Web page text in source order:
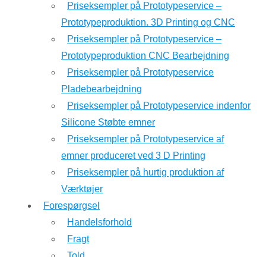
Priseksempler på Prototypeservice –
Prototypeproduktion. 3D Printing og CNC
Priseksempler på Prototypeservice –
Prototypeproduktion CNC Bearbejdning
Priseksempler på Prototypeservice
Pladebearbejdning
Priseksempler på Prototypeservice indenfor
Silicone Støbte emner
Priseksempler på Prototypeservice af
emner produceret ved 3 D Printing
Priseksempler på hurtig produktion af
Værktøjer
Forespørgsel
Handelsforhold
Fragt